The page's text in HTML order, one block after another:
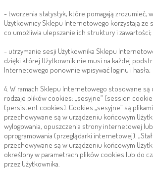
- tworzenia statystyk, które pomagają zrozumieć,
Użytkownicy Sklepu Internetowego korzystają
co umożliwia ulepszanie ich struktury i zawartości;
- utrzymanie sesji Użytkownika Sklepu
dzięki której Użytkownik nie musi na każdej
Internetowego ponownie wpisywać loginu i hasła;
4. W ramach Sklepu Internetowego stosowane są
rodzaje plików cookies: „sesyjne” (session
(persistent cookies). Cookies „sesyjne” są
przechowywane są w urządzeniu końcowym
wylogowania, opuszczenia strony internetowej lub
oprogramowania (przeglądarki internetowej).
przechowywane są w urządzeniu końcowym
określony w parametrach plików cookies lub do
przez Użytkownika.